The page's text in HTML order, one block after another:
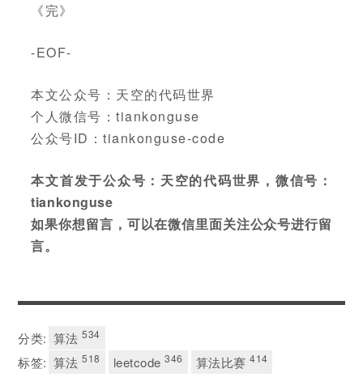
《完》
-EOF-
本文公众号：天空的代码世界
个人微信号：tiankonguse
公众号ID：tiankonguse-code
本文首发于公众号：天空的代码世界，微信号：
tiankonguse
如果你想留言，可以在微信里面关注公众号进行留
言。
分类: 算法534
标签: 算法518 leetcode346 算法比赛414